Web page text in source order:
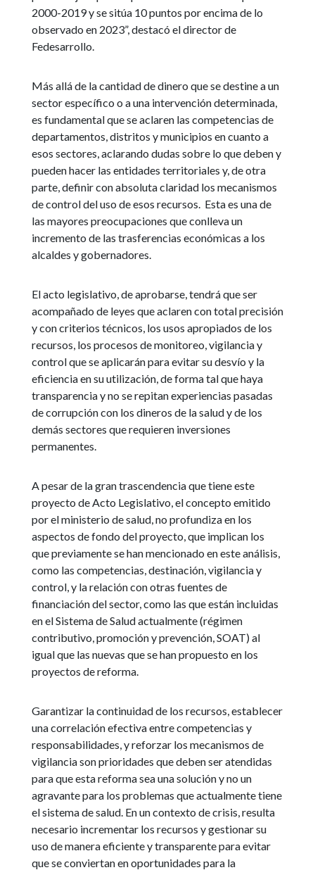
2000-2019 y se sitúa 10 puntos por encima de lo
observado en 2023”, destacó el director de
Fedesarrollo.
Más allá de la cantidad de dinero que se destine a un
sector específico o a una intervención determinada,
es fundamental que se aclaren las competencias de
departamentos, distritos y municipios en cuanto a
esos sectores, aclarando dudas sobre lo que deben y
pueden hacer las entidades territoriales y, de otra
parte, definir con absoluta claridad los mecanismos
de control del uso de esos recursos. Esta es una de
las mayores preocupaciones que conlleva un
incremento de las trasferencias económicas a los
alcaldes y gobernadores.
El acto legislativo, de aprobarse, tendrá que ser
acompañado de leyes que aclaren con total precisión
y con criterios técnicos, los usos apropiados de los
recursos, los procesos de monitoreo, vigilancia y
control que se aplicarán para evitar su desvío y la
eficiencia en su utilización, de forma tal que haya
transparencia y no se repitan experiencias pasadas
de corrupción con los dineros de la salud y de los
demás sectores que requieren inversiones
permanentes.
A pesar de la gran trascendencia que tiene este
proyecto de Acto Legislativo, el concepto emitido
por el ministerio de salud, no profundiza en los
aspectos de fondo del proyecto, que implican los
que previamente se han mencionado en este análisis,
como las competencias, destinación, vigilancia y
control, y la relación con otras fuentes de
financiación del sector, como las que están incluidas
en el Sistema de Salud actualmente (régimen
contributivo, promoción y prevención, SOAT) al
igual que las nuevas que se han propuesto en los
proyectos de reforma.
Garantizar la continuidad de los recursos, establecer
una correlación efectiva entre competencias y
responsabilidades, y reforzar los mecanismos de
vigilancia son prioridades que deben ser atendidas
para que esta reforma sea una solución y no un
agravante para los problemas que actualmente tiene
el sistema de salud. En un contexto de crisis, resulta
necesario incrementar los recursos y gestionar su
uso de manera eficiente y transparente para evitar
que se conviertan en oportunidades para la